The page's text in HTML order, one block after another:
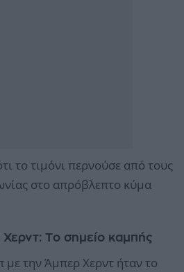
το τιμόνι περνούσε από τους
στο απρόβλεπτο κύμα
Το σημείο καμπής
με την Άμπερ Χερντ ήταν το